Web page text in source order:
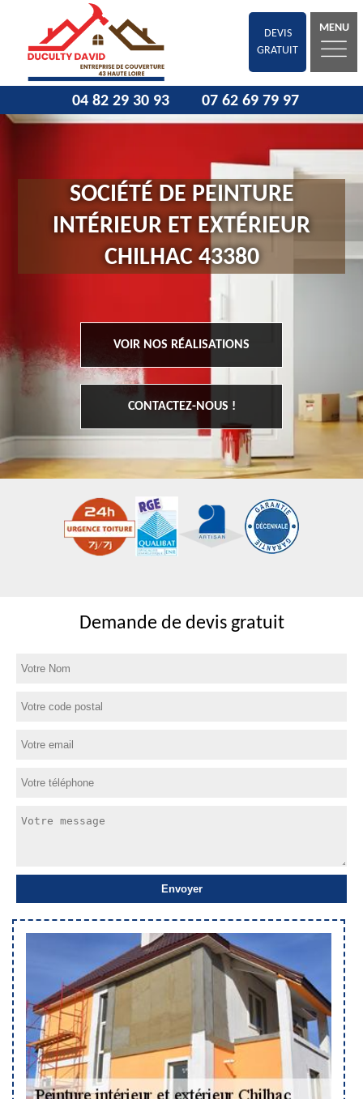
DEVIS
GRATUIT
MENU
04 82 29 30 93 07 62 69 79 97
SOCIÉTÉ DE PEINTURE
INTÉRIEUR ET EXTÉRIEUR
CHILHAC 43380
VOIR NOS RÉALISATIONS
CONTACTEZ-NOUS !
Demande de devis gratuit